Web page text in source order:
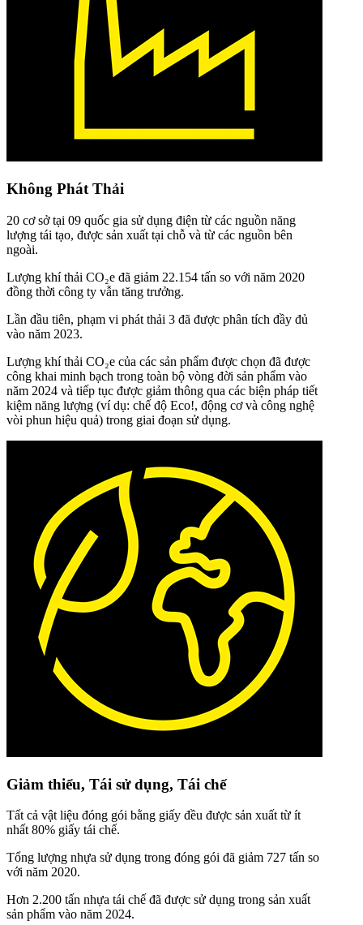
Không Phát Thải
20 cơ sở tại 09 quốc gia sử dụng điện từ các nguồn năng
lượng tái tạo, được sản xuất tại chỗ và từ các nguồn bên
ngoài.
Lượng khí thải CO₂e đã giảm 22.154 tấn so với năm 2020
đồng thời công ty vẫn tăng trưởng.
Lần đầu tiên, phạm vi phát thải 3 đã được phân tích đầy đủ
vào năm 2023.
Lượng khí thải CO₂e của các sản phẩm được chọn đã được
công khai minh bạch trong toàn bộ vòng đời sản phẩm vào
năm 2024 và tiếp tục được giảm thông qua các biện pháp tiết
kiệm năng lượng (ví dụ: chế độ Eco!, động cơ và công nghệ
vòi phun hiệu quả) trong giai đoạn sử dụng.
Giảm thiểu, Tái sử dụng, Tái chế
Tất cả vật liệu đóng gói bằng giấy đều được sản xuất từ ít
nhất 80% giấy tái chế.
Tổng lượng nhựa sử dụng trong đóng gói đã giảm 727 tấn so
với năm 2020.
Hơn 2.200 tấn nhựa tái chế đã được sử dụng trong sản xuất
sản phẩm vào năm 2024.